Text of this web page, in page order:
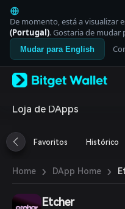
English
日本語
Tiếng Việt
Русский
Español (Latinoamérica)
Italiano
Deutsch
繁體中文
Português (Portugal)
ภาษาไทย
العربية
De momento, está a visualizar
(Portugal). Gostaria de mudar
Mudar para English
Loja de DApps
Favoritos Histórico
Home › DApp Home ›
Etcher